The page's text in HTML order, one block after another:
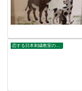
恋する日本刺繍教室のブログ